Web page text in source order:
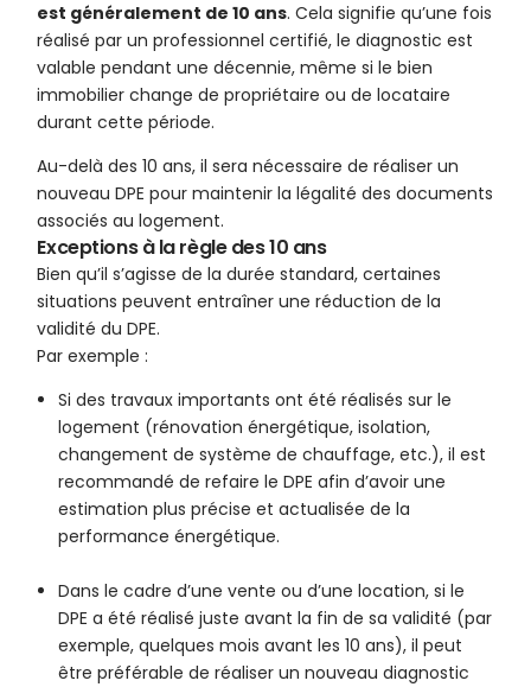
est généralement de 10 ans. Cela signifie qu’une fois
réalisé par un professionnel certifié, le diagnostic est
valable pendant une décennie, même si le bien
immobilier change de propriétaire ou de locataire
durant cette période.
Au-delà des 10 ans, il sera nécessaire de réaliser un
nouveau DPE pour maintenir la légalité des documents
associés au logement.
Exceptions à la règle des 10 ans
Bien qu’il s’agisse de la durée standard, certaines
situations peuvent entraîner une réduction de la
validité du DPE.
Par exemple :
Si des travaux importants ont été réalisés sur le
logement (rénovation énergétique, isolation,
changement de système de chauffage, etc.), il est
recommandé de refaire le DPE afin d’avoir une
estimation plus précise et actualisée de la
performance énergétique.
Dans le cadre d’une vente ou d’une location, si le
DPE a été réalisé juste avant la fin de sa validité (par
exemple, quelques mois avant les 10 ans), il peut
être préférable de réaliser un nouveau diagnostic